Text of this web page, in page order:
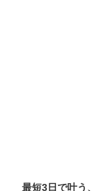
最短3日で叶う